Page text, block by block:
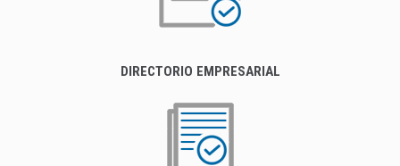
DIRECTORIO EMPRESARIAL